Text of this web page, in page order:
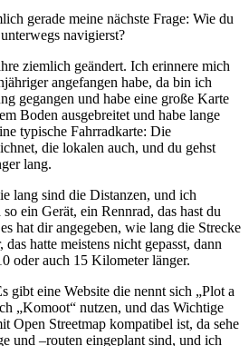
gerade meine nächste Frage: Wie du
navigierst?
ziemlich geändert. Ich erinnere mich
angefangen habe, da bin ich
gegangen und habe eine große Karte
Boden ausgebreitet und habe lange
typische Fahrradkarte: Die
die lokalen auch, und du gehst
lang.
lang sind die Distanzen, und ich
ein Gerät, ein Rennrad, das hast du
hat dir angegeben, wie lang die Strecke
hatte meistens nicht gepasst, dann
oder auch 15 Kilometer länger.
gibt eine Website die nennt sich „Plot a
„Komoot“ nutzen, und das Wichtige
Open Streetmap kompatibel ist, da sehe
und –routen eingeplant sind, und ich